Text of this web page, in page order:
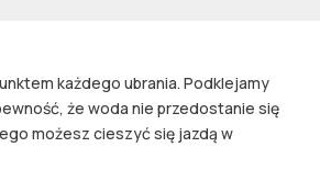
każdego ubrania. Podklejamy
że woda nie przedostanie się
możesz cieszyć się jazdą w